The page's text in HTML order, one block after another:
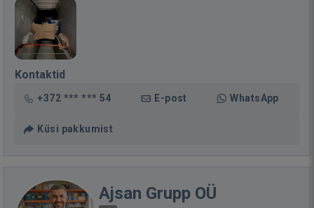
Kontaktid
+372 *** *** 54 E-post WhatsApp
Küsi pakkumist
Ajsan Grupp OÜ